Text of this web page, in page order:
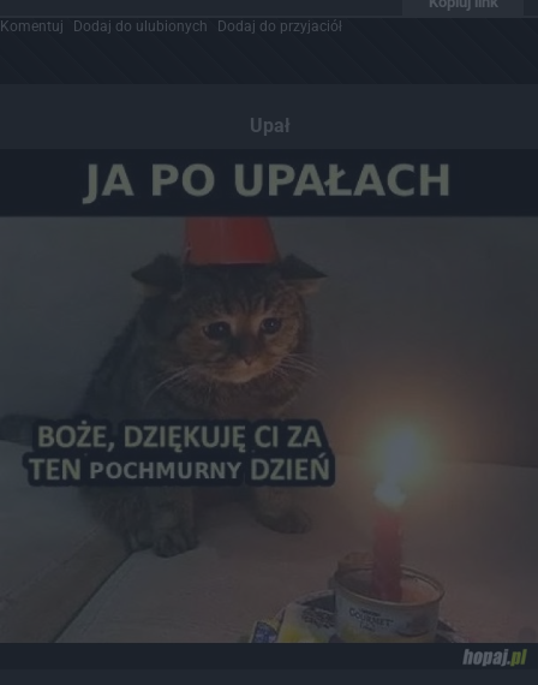
Komentuj Dodaj do ulubionych Dodaj do przyjaciół
Upał